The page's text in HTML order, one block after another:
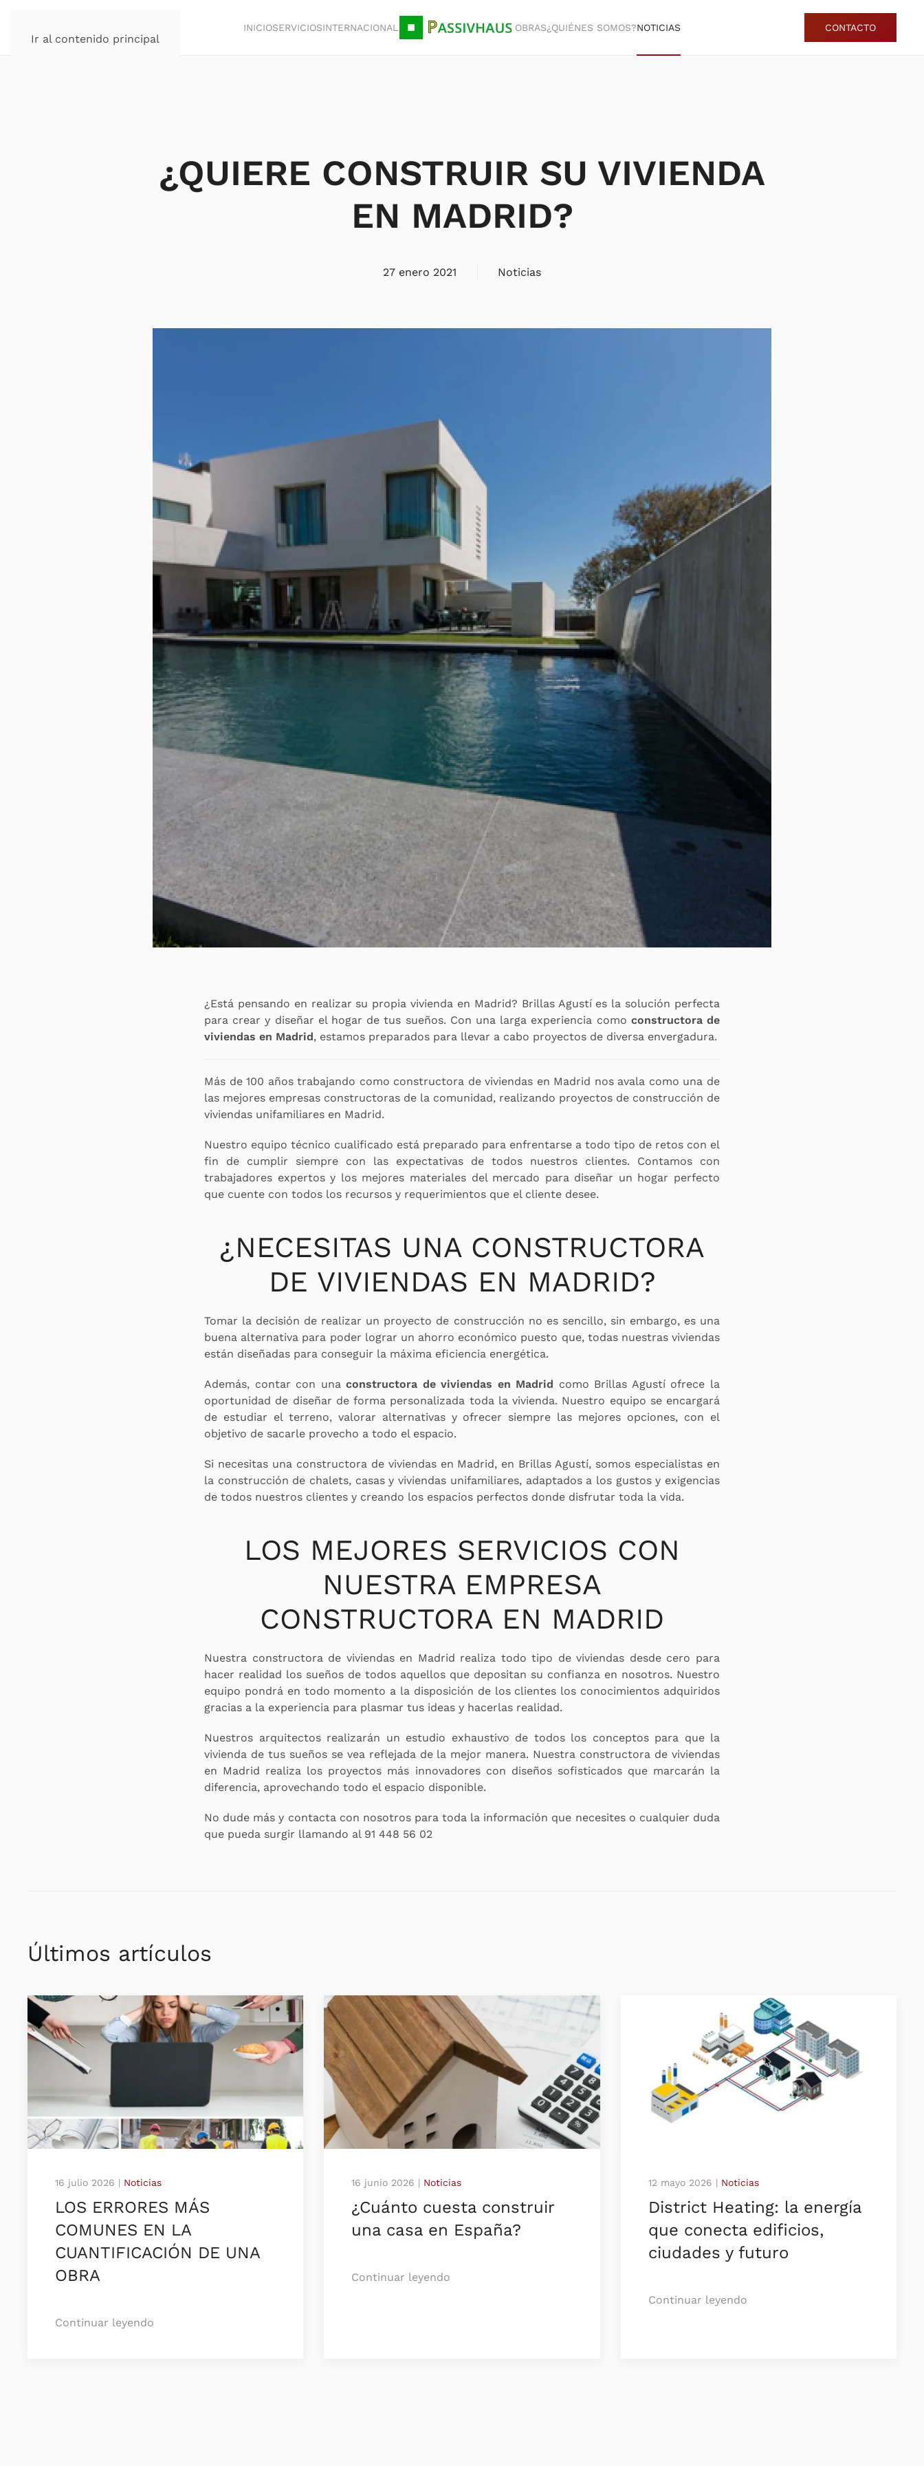
Ir al contenido principal
INICIOSERVICIOSINTERNACIONAL OBRAS¿QUIÉNES SOMOS?NOTICIAS CONTACTO
¿QUIERE CONSTRUIR SU VIVIENDA
EN MADRID?
27 enero 2021 Noticias
¿Está pensando en realizar su propia vivienda en Madrid? Brillas Agustí es la solución perfecta
para crear y diseñar el hogar de tus sueños. Con una larga experiencia como constructora de
viviendas en Madrid, estamos preparados para llevar a cabo proyectos de diversa envergadura.
Más de 100 años trabajando como constructora de viviendas en Madrid nos avala como una de
las mejores empresas constructoras de la comunidad, realizando proyectos de construcción de
viviendas unifamiliares en Madrid.
Nuestro equipo técnico cualificado está preparado para enfrentarse a todo tipo de retos con el
fin de cumplir siempre con las expectativas de todos nuestros clientes. Contamos con
trabajadores expertos y los mejores materiales del mercado para diseñar un hogar perfecto
que cuente con todos los recursos y requerimientos que el cliente desee.
¿NECESITAS UNA CONSTRUCTORA
DE VIVIENDAS EN MADRID?
Tomar la decisión de realizar un proyecto de construcción no es sencillo, sin embargo, es una
buena alternativa para poder lograr un ahorro económico puesto que, todas nuestras viviendas
están diseñadas para conseguir la máxima eficiencia energética.
Además, contar con unaconstructora de viviendas en Madrid como Brillas Agustí ofrece la
oportunidad de diseñar de forma personalizada toda la vivienda. Nuestro equipo se encargará
de estudiar el terreno, valorar alternativas y ofrecer siempre las mejores opciones, con el
objetivo de sacarle provecho a todo el espacio.
Si necesitas una constructora de viviendas en Madrid, en Brillas Agustí, somos especialistas en
la construcción de chalets, casas y viviendas unifamiliares, adaptados a los gustos y exigencias
de todos nuestros clientes y creando los espacios perfectos donde disfrutar toda la vida.
LOS MEJORES SERVICIOS CON
NUESTRA EMPRESA
CONSTRUCTORA EN MADRID
Nuestra constructora de viviendas en Madrid realiza todo tipo de viviendas desde cero para
hacer realidad los sueños de todos aquellos que depositan su confianza en nosotros. Nuestro
equipo pondrá en todo momento a la disposición de los clientes los conocimientos adquiridos
gracias a la experiencia para plasmar tus ideas y hacerlas realidad.
Nuestros arquitectos realizarán un estudio exhaustivo de todos los conceptos para que la
vivienda de tus sueños se vea reflejada de la mejor manera. Nuestra constructora de viviendas
en Madrid realiza los proyectos más innovadores con diseños sofisticados que marcarán la
diferencia, aprovechando todo el espacio disponible.
No dude más y contacta con nosotros para toda la información que necesites o cualquier duda
que pueda surgir llamando al 91 448 56 02
Últimos artículos
16 julio 2026 | Noticias
LOS ERRORES MÁS
COMUNES EN LA
CUANTIFICACIÓN DE UNA
OBRA
Continuar leyendo
16 junio 2026 | Noticias
¿Cuánto cuesta construir
una casa en España?
Continuar leyendo
12 mayo 2026 | Noticias
District Heating: la energía
que conecta edificios,
ciudades y futuro
Continuar leyendo